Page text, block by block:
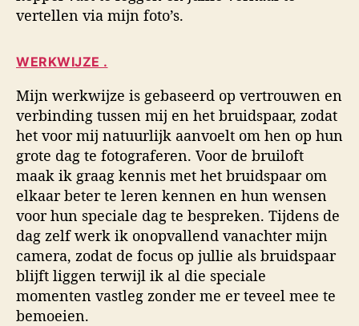
vertellen via mijn foto’s.
WERKWIJZE .
Mijn werkwijze is gebaseerd op vertrouwen en
verbinding tussen mij en het bruidspaar, zodat
het voor mij natuurlijk aanvoelt om hen op hun
grote dag te fotograferen. Voor de bruiloft
maak ik graag kennis met het bruidspaar om
elkaar beter te leren kennen en hun wensen
voor hun speciale dag te bespreken. Tijdens de
dag zelf werk ik onopvallend vanachter mijn
camera, zodat de focus op jullie als bruidspaar
blijft liggen terwijl ik al die speciale
momenten vastleg zonder me er teveel mee te
bemoeien.